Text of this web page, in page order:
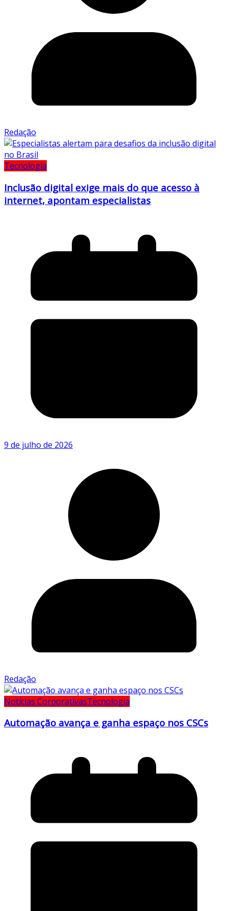
Redação
Tecnologia
Inclusão digital exige mais do que acesso à
internet, apontam especialistas
9 de julho de 2026
Redação
Notícias CorporativasTecnologia
Automação avança e ganha espaço nos CSCs